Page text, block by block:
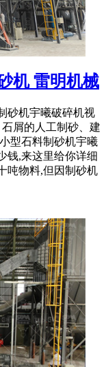
机 雷明机械
砂机宇曦破碎机视
屑的人工制砂、建
型石料制砂机宇曦
钱,来这里给你详细
吨物料,但因制砂机